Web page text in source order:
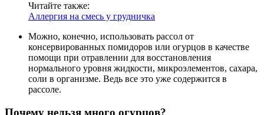
Читайте также:
Аллергия на смесь у грудничка
Можно, конечно, использовать рассол от
консервированных помидоров или огурцов в качестве
помощи при отравлении для восстановления
нормального уровня жидкости, микроэлементов, сахара,
соли в организме. Ведь все это уже содержится в
рассоле.
Почему нельзя много огурцов?